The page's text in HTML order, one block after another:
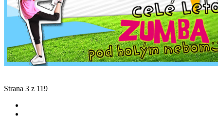
Strana 3 z 119